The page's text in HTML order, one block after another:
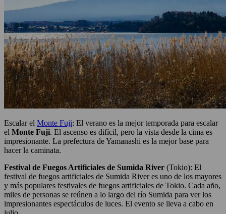
Escalar el Monte Fuji: El verano es la mejor temporada para escalar
el Monte Fuji. El ascenso es difícil, pero la vista desde la cima es
impresionante. La prefectura de Yamanashi es la mejor base para
hacer la caminata.
Festival de Fuegos Artificiales de Sumida River (Tokio): El
festival de fuegos artificiales de Sumida River es uno de los mayores
y más populares festivales de fuegos artificiales de Tokio. Cada año,
miles de personas se reúnen a lo largo del río Sumida para ver los
impresionantes espectáculos de luces. El evento se lleva a cabo en